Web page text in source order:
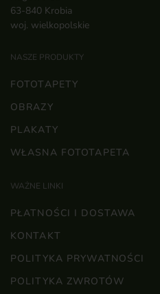
63-840 Krobia
woj. wielkopolskie
NASZE PRODUKTY
FOTOTAPETY
OBRAZY
PLAKATY
WŁASNA FOTOTAPETA
WAŻNE LINKI
PŁATNOŚCI I DOSTAWA
KONTAKT
POLITYKA PRYWATNOŚCI
POLITYKA ZWROTÓW